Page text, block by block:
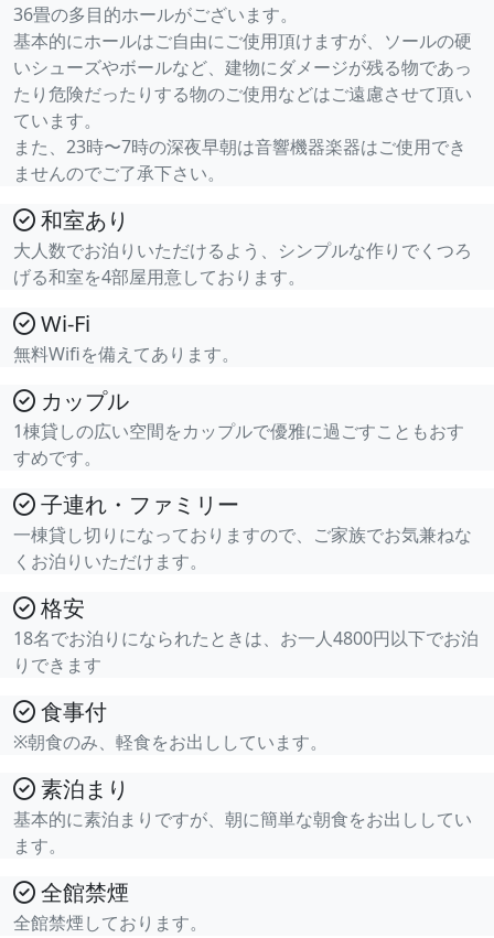
36畳の多目的ホールがございます。
基本的にホールはご自由にご使用頂けますが、ソールの硬
いシューズやボールなど、建物にダメージが残る物であっ
たり危険だったりする物のご使用などはご遠慮させて頂い
ています。
また、23時〜7時の深夜早朝は音響機器楽器はご使用でき
ませんのでご了承下さい。
和室あり
大人数でお泊りいただけるよう、シンプルな作りでくつろ
げる和室を4部屋用意しております。
Wi-Fi
無料Wifiを備えてあります。
カップル
1棟貸しの広い空間をカップルで優雅に過ごすこともおす
すめです。
子連れ・ファミリー
一棟貸し切りになっておりますので、ご家族でお気兼ねな
くお泊りいただけます。
格安
18名でお泊りになられたときは、お一人4800円以下でお泊
りできます
食事付
※朝食のみ、軽食をお出ししています。
素泊まり
基本的に素泊まりですが、朝に簡単な朝食をお出ししてい
ます。
全館禁煙
全館禁煙しております。